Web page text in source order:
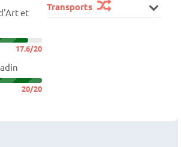
et
17.6/20
20/20
Transports